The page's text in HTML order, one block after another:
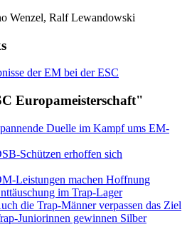
Wenzel, Ralf Lewandowski
der EM bei der ESC
Europameisterschaft"
Duelle im Kampf ums EM-
Schützen erhoffen sich
Leistungen machen Hoffnung
im Trap-Lager
die Trap-Männer verpassen das Ziel
Juniorinnen gewinnen Silber